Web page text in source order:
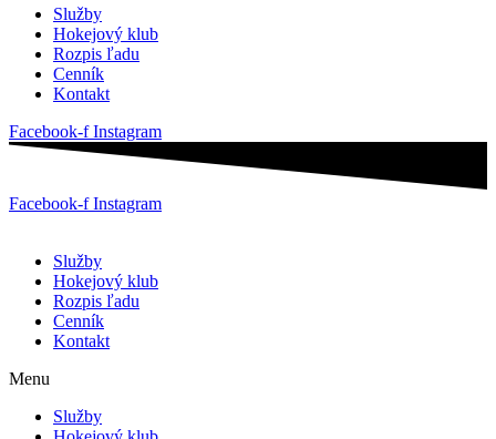
Služby
Hokejový klub
Rozpis ľadu
Cenník
Kontakt
Facebook-f Instagram
Facebook-f Instagram
Služby
Hokejový klub
Rozpis ľadu
Cenník
Kontakt
Menu
Služby